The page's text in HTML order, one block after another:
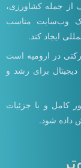
از جمله کشاورزی،
یک وب‌سایت مناسب
ایجاد کند.
در ارومیه است
برای رشد و
کامل و با جزئیات
داده شود.